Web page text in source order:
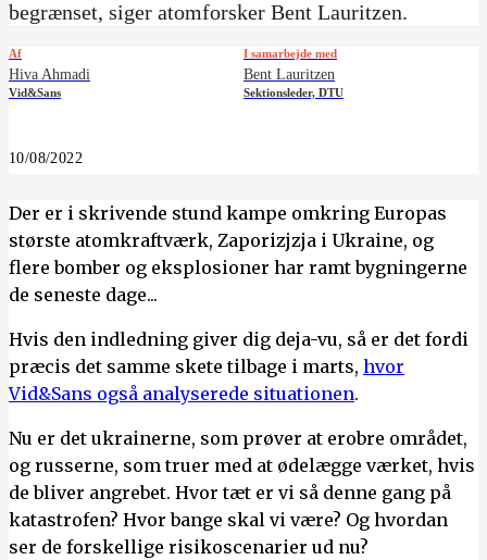
begrænset, siger atomforsker Bent Lauritzen.
Af
Hiva Ahmadi
Vid&Sans
I samarbejde med
Bent Lauritzen
Sektionsleder, DTU
10/08/2022
Der er i skrivende stund kampe omkring Europas
største atomkraftværk, Zaporizjzja i Ukraine, og
flere bomber og eksplosioner har ramt bygningerne
de seneste dage...
Hvis den indledning giver dig deja-vu, så er det fordi
præcis det samme skete tilbage i marts, hvor
Vid&Sans også analyserede situationen.
Nu er det ukrainerne, som prøver at erobre området,
og russerne, som truer med at ødelægge værket, hvis
de bliver angrebet. Hvor tæt er vi så denne gang på
katastrofen? Hvor bange skal vi være? Og hvordan
ser de forskellige risikoscenarier ud nu?